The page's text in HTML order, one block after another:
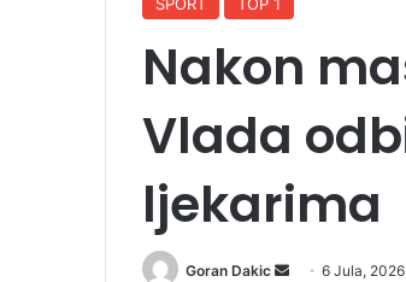
Nakon
Vlada
ljekarima
Goran Dakic 6 Jula, 2026